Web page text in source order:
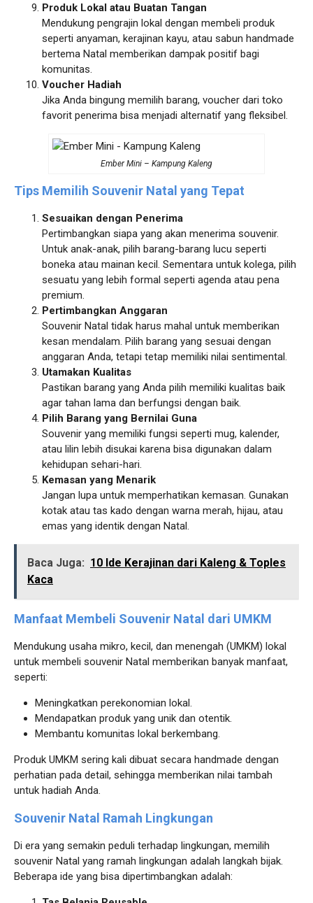
Produk Lokal atau Buatan Tangan
Mendukung pengrajin lokal dengan membeli produk
seperti anyaman, kerajinan kayu, atau sabun handmade
bertema Natal memberikan dampak positif bagi
komunitas.
Voucher Hadiah
Jika Anda bingung memilih barang, voucher dari toko
favorit penerima bisa menjadi alternatif yang fleksibel.
Ember Mini – Kampung Kaleng
Tips Memilih Souvenir Natal yang Tepat
Sesuaikan dengan Penerima
Pertimbangkan siapa yang akan menerima souvenir.
Untuk anak-anak, pilih barang-barang lucu seperti
boneka atau mainan kecil. Sementara untuk kolega, pilih
sesuatu yang lebih formal seperti agenda atau pena
premium.
Pertimbangkan Anggaran
Souvenir Natal tidak harus mahal untuk memberikan
kesan mendalam. Pilih barang yang sesuai dengan
anggaran Anda, tetapi tetap memiliki nilai sentimental.
Utamakan Kualitas
Pastikan barang yang Anda pilih memiliki kualitas baik
agar tahan lama dan berfungsi dengan baik.
Pilih Barang yang Bernilai Guna
Souvenir yang memiliki fungsi seperti mug, kalender,
atau lilin lebih disukai karena bisa digunakan dalam
kehidupan sehari-hari.
Kemasan yang Menarik
Jangan lupa untuk memperhatikan kemasan. Gunakan
kotak atau tas kado dengan warna merah, hijau, atau
emas yang identik dengan Natal.
Baca Juga: 10 Ide Kerajinan dari Kaleng & Toples
Kaca
Manfaat Membeli Souvenir Natal dari UMKM
Mendukung usaha mikro, kecil, dan menengah (UMKM) lokal
untuk membeli souvenir Natal memberikan banyak manfaat,
seperti:
Meningkatkan perekonomian lokal.
Mendapatkan produk yang unik dan otentik.
Membantu komunitas lokal berkembang.
Produk UMKM sering kali dibuat secara handmade dengan
perhatian pada detail, sehingga memberikan nilai tambah
untuk hadiah Anda.
Souvenir Natal Ramah Lingkungan
Di era yang semakin peduli terhadap lingkungan, memilih
souvenir Natal yang ramah lingkungan adalah langkah bijak.
Beberapa ide yang bisa dipertimbangkan adalah: